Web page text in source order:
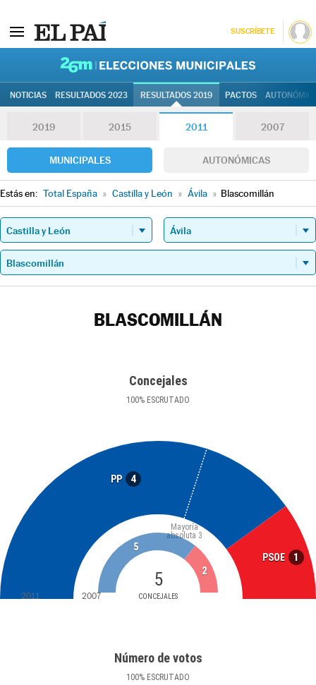
SUSCRÍBETE
NOTICIAS RESULTADOS 2023 RESULTADOS 2019 PACTOS
2019 2015 2011 2007
MUNICIPALES AUTONÓMICAS
Estás en: Total España » Castilla y León » Ávila » Blascomillán
BLASCOMILLÁN
Concejales
100% ESCRUTADO
PP 4
PSOE 1
5
CONCEJALES
Mayoría
absoluta 3
5
2
2011 2007
Número de votos
100% ESCRUTADO